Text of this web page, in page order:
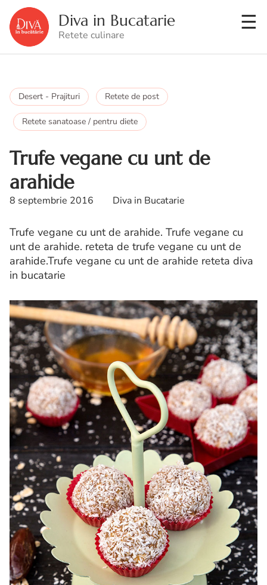
Diva in Bucatarie
Retete culinare
Desert - Prajituri Retete de post
Retete sanatoase / pentru diete
Trufe vegane cu unt de
arahide
8 septembrie 2016 Diva in Bucatarie
Trufe vegane cu unt de arahide. Trufe vegane cu
unt de arahide. reteta de trufe vegane cu unt de
arahide.Trufe vegane cu unt de arahide reteta diva
in bucatarie